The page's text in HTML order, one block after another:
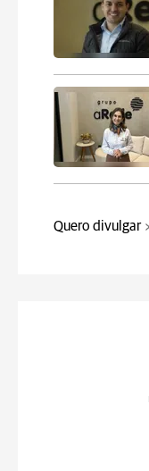
Quero divulgar